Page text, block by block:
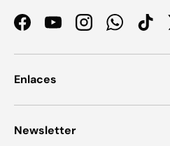
FacebookYouTubeInstagramWhatsApp
Enlaces
Newsletter